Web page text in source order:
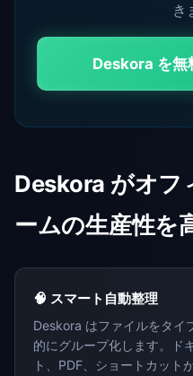
き
Deskora を無
Deskora がオフ
ームの生産性を
🧠 スマート自動整理
Deskora はファイルをタイ
的にグループ化します。ド
ト、PDF、ショートカッ